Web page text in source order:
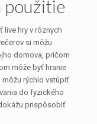
použitie
live hry v rôznych
si môžu
domova, pričom
môže byť hranie
môžu rýchlo vstúpiť
do fyzického
prispôsobiť